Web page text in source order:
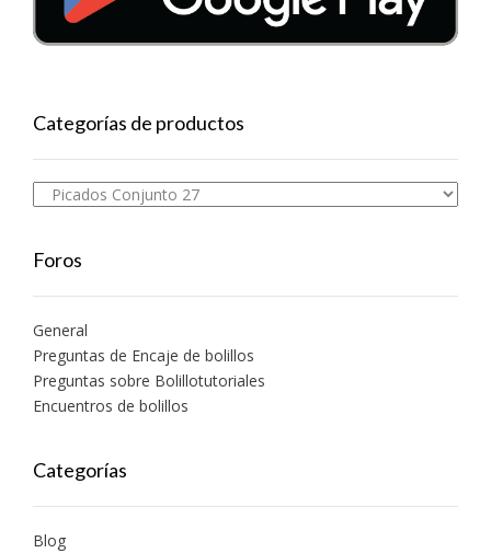
Categorías de productos
Foros
General
Preguntas de Encaje de bolillos
Preguntas sobre Bolillotutoriales
Encuentros de bolillos
Categorías
Blog